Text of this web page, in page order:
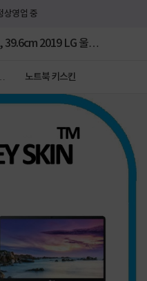
상영업 중
39.6cm 2019 LG 울트
노트북 키스킨